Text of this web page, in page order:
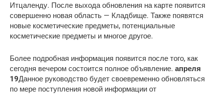
Итцаленду. После выхода обновления на карте появится
совершенно новая область — Кладбище. Также появятся
новые косметические предметы, потенциальные
косметические предметы и многое другое.
Более подробная информация появится после того, как
сегодня вечером состоится полное объявление. апреля
19Данное руководство будет своевременно обновляться
по мере поступления новой информации от